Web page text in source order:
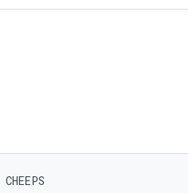
CHEEPS